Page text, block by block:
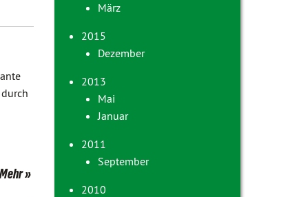
Mehr
März
2015
Dezember
2013
Mai
Januar
2011
September
2010